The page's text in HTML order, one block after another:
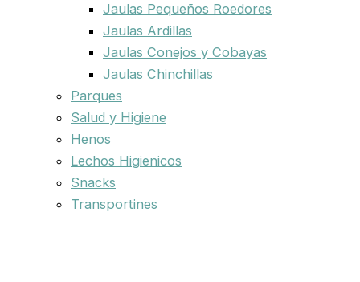
Jaulas Pequeños Roedores
Jaulas Ardillas
Jaulas Conejos y Cobayas
Jaulas Chinchillas
Parques
Salud y Higiene
Henos
Lechos Higienicos
Snacks
Transportines